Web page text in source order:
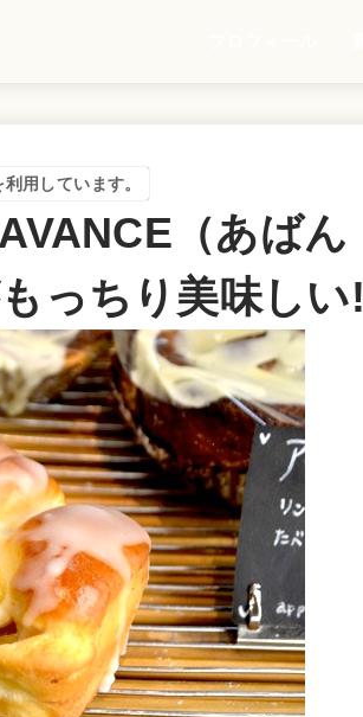
用しています。
（あばん
っちり美味しい!